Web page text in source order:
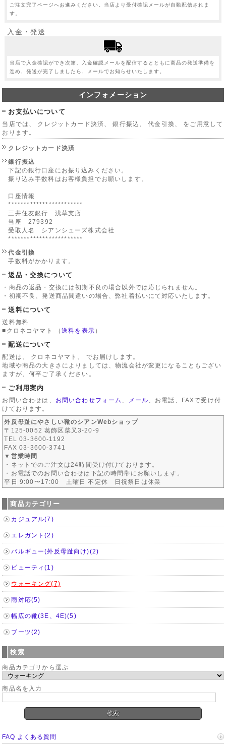
ご注文完了ページへお進みください。当店より受付確認メールが自動配信されま
す。
入金・発送
当店で入金確認ができ次第、入金確認メールを配信するとともに商品の発送準備を
進め、発送が完了しましたら、メールでお知らせいたします。
インフォメーション
お支払いについて
当店では、 クレジットカード決済、 銀行振込、 代金引換、 をご用意して
おります。
クレジットカード決済
銀行振込
下記の銀行口座にお振り込みください。
振り込み手数料はお客様負担でお願いします。
口座情報
************************
三井住友銀行 浅草支店
当座 279392
受取人名 シアンシューズ株式会社
************************
代金引換
手数料がかかります。
返品・交換について
・商品の返品・交換には初期不良の場合以外では応じられません。
・初期不良、発送商品間違いの場合、弊社着払いにて対応いたします。
送料について
送料無料
■クロネコヤマト
（送料を表示 ）
配送について
配送は、 クロネコヤマト、 でお届けします。
地域や商品の大きさによりましては、物流会社が変更になることもござい
ますが、何卒ご了承ください。
ご利用案内
お問い合わせは、 お問い合わせフォーム メール 、お電話、FAXで受け付
けております。
外反母趾にやさしい靴のシアンWebショップ
〒125-0052 葛飾区柴又3-20-9
TEL 03-3600-1192
FAX 03-3600-3741
▼営業時間
・ネットでのご注文は24時間受け付けております。
・お電話でのお問い合わせは下記の時間帯にお願いします。
平日 9:00〜17:00 土曜日 不定休 日祝祭日は休業
商品カテゴリー
カジュアル(7)
エレガント(2)
バルギュー(外反母趾向け)(2)
ビューティ(1)
ウォーキング(7)
雨対応(5)
幅広の靴(3E、4E)(5)
ブーツ(2)
検索
商品カテゴリから選ぶ
商品名を入力
FAQ よくある質問